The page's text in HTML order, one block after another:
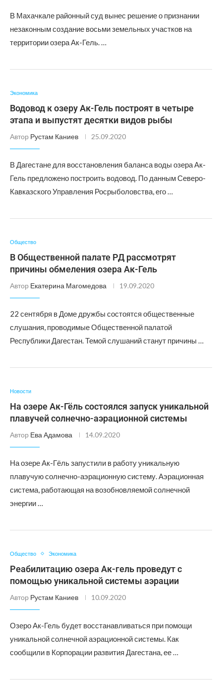
В Махачкале районный суд вынес решение о признании
незаконным создание восьми земельных участков на
территории озера Ак-Гель. …
Экономика
Водовод к озеру Ак-Гель построят в четыре
этапа и выпустят десятки видов рыбы
Автор Рустам Каниев 25.09.2020
В Дагестане для восстановления баланса воды озера Ак-
Гель предложено построить водовод. По данным Северо-
Кавказского Управления Росрыболовства, его …
Общество
В Общественной палате РД рассмотрят
причины обмеления озера Ак-Гель
Автор Екатерина Магомедова 19.09.2020
22 сентября в Доме дружбы состоятся общественные
слушания, проводимые Общественной палатой
Республики Дагестан. Темой слушаний станут причины …
Новости
На озере Ак-Гёль состоялся запуск уникальной
плавучей солнечно-аэрационной системы
Автор Ева Адамова 14.09.2020
На озере Ак-Гёль запустили в работу уникальную
плавучую солнечно-аэрационную систему. Аэрационная
система, работающая на возобновляемой солнечной
энергии …
Общество Экономика
Реабилитацию озера Ак-гель проведут с
помощью уникальной системы аэрации
Автор Рустам Каниев 10.09.2020
Озеро Ак-Гель будет восстанавливаться при помощи
уникальной солнечной аэрационной системы. Как
сообщили в Корпорации развития Дагестана, ее …